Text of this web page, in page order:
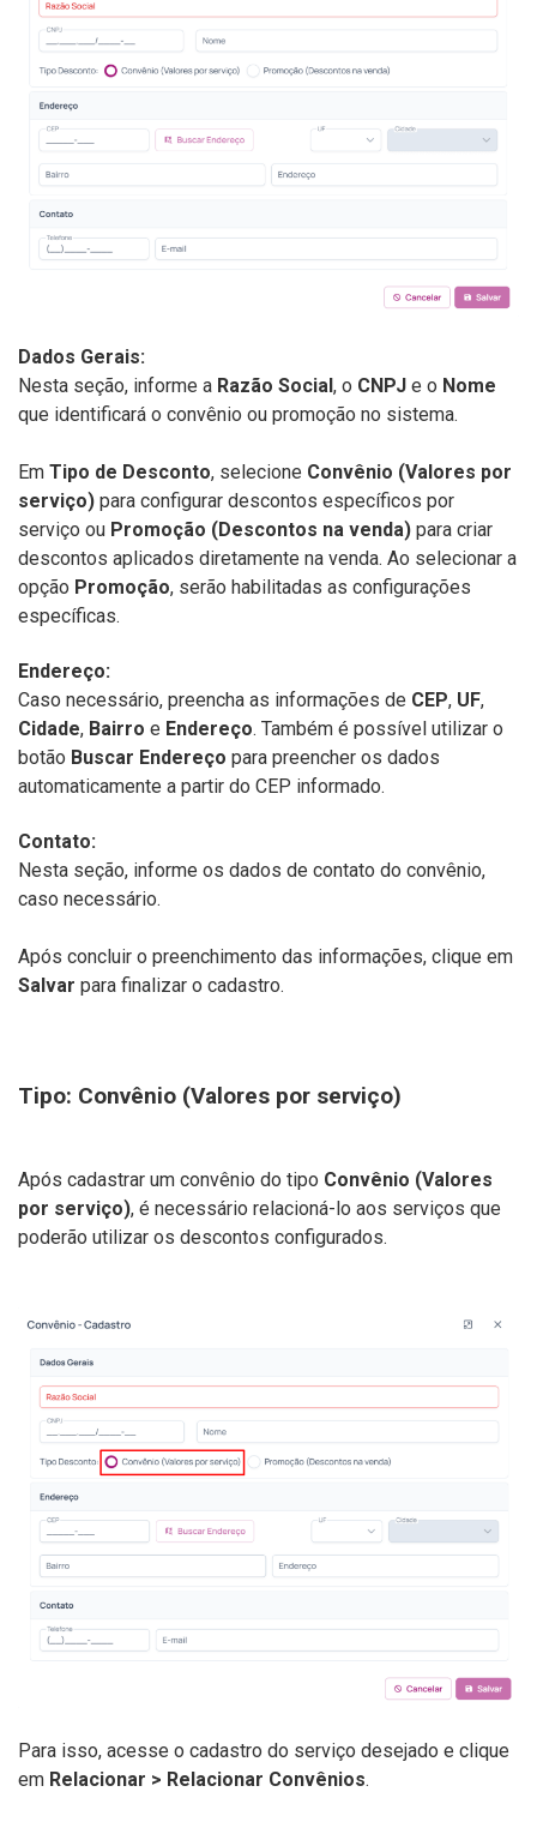
Dados Gerais:
Nesta seção, informe a Razão Social, o CNPJ e o Nome
que identificará o convênio ou promoção no sistema.
Em Tipo de Desconto, selecione Convênio (Valores por
serviço) para configurar descontos específicos por
serviço ou Promoção (Descontos na venda) para criar
descontos aplicados diretamente na venda. Ao selecionar a
opção Promoção, serão habilitadas as configurações
específicas.
Endereço:
Caso necessário, preencha as informações de CEP, UF,
Cidade, Bairro e Endereço. Também é possível utilizar o
botão Buscar Endereço para preencher os dados
automaticamente a partir do CEP informado.
Contato:
Nesta seção, informe os dados de contato do convênio,
caso necessário.
Após concluir o preenchimento das informações, clique em
Salvar para finalizar o cadastro.
Tipo: Convênio (Valores por serviço)
Após cadastrar um convênio do tipo Convênio (Valores
por serviço), é necessário relacioná-lo aos serviços que
poderão utilizar os descontos configurados.
Para isso, acesse o cadastro do serviço desejado e clique
em Relacionar > Relacionar Convênios.